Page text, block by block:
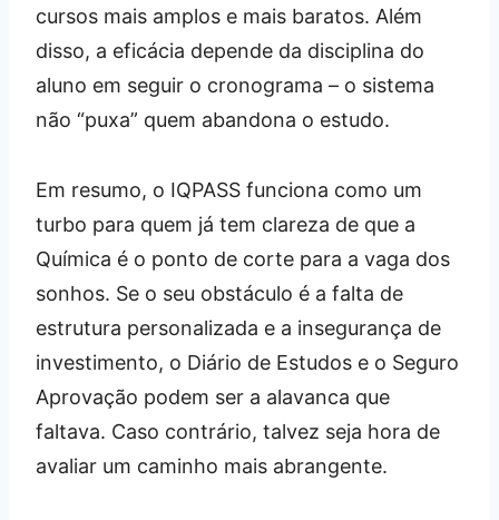
cursos mais amplos e mais baratos. Além
disso, a eficácia depende da disciplina do
aluno em seguir o cronograma – o sistema
não “puxa” quem abandona o estudo.
Em resumo, o IQPASS funciona como um
turbo para quem já tem clareza de que a
Química é o ponto de corte para a vaga dos
sonhos. Se o seu obstáculo é a falta de
estrutura personalizada e a insegurança de
investimento, o Diário de Estudos e o Seguro
Aprovação podem ser a alavanca que
faltava. Caso contrário, talvez seja hora de
avaliar um caminho mais abrangente.